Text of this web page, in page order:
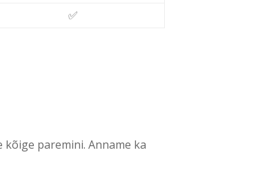
✅
paremini. Anname ka